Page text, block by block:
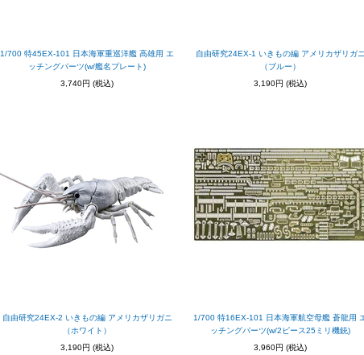
1/700 特45EX-101 日本海軍重巡洋艦 高雄用 エ
ッチングパーツ(w/艦名プレート)
3,740円 (税込)
自由研究24EX-1 いきもの編 アメリカザリガ
（ブルー）
3,190円 (税込)
自由研究24EX-2 いきもの編 アメリカザリガニ
（ホワイト）
3,190円 (税込)
1/700 特16EX-101 日本海軍航空母艦 蒼龍用
ッチングパーツ(w/2ピース25ミリ機銃)
3,960円 (税込)